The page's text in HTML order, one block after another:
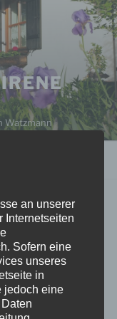
Watzmann
an unserer
Internetseiten
Sofern eine
unseres
in
jedoch eine